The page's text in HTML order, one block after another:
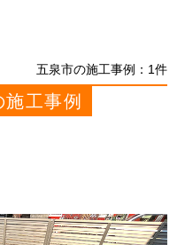
五泉市の施工事例： 1件
工事例